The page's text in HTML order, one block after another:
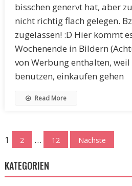
bisschen genervt hat, aber
nicht richtig flach gelegen.
zugelassen! :D Hier kommt
Wochenende in Bildern
von Werbung enthalten, weil
benutzen, einkaufen gehen
Read More
Seitennummerierung
Beiträge
1 2 … 12 Nächste
KATEGORIEN